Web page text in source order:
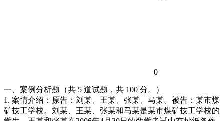
0
一、案例分析题（共 5 道试题，共 100 分。）
1. 案情介绍：原告：刘某、王某、张某、马某。被告：某市煤
矿技工学校。刘某、王某、张某和马某是某市煤矿技工学校的